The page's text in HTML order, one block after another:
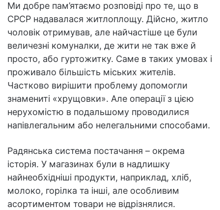
Ми добре пам’ятаємо розповіді про те, що в
СРСР надавалася житлоплощу. Дійсно, житло
чоловік отримував, але найчастіше це були
величезні комуналки, де жити не так вже й
просто, або гуртожитку. Саме в таких умовах і
проживало більшість міських жителів.
Частково вирішити проблему допомогли
знамениті «хрущовки». Але операції з цією
нерухомістю в подальшому проводилися
напівлегальним або нелегальними способами.
Радянська система постачання – окрема
історія. У магазинах були в надлишку
найнеобхідніші продукти, наприклад, хліб,
молоко, горілка та інші, але особливим
асортиментом товари не відрізнялися.